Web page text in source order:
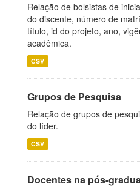
Relação de bolsistas de
do discente, número de
título, id do projeto, ano,
acadêmica.
CSV
Grupos de Pesquisa
Relação de grupos de
do líder.
CSV
Docentes na pós-